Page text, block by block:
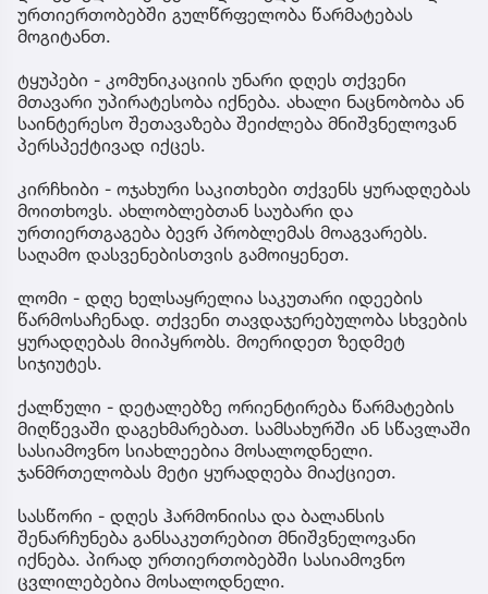
ურთიერთობებში გულწრფელობა წარმატებას
მოგიტანთ.
ტყუპები - კომუნიკაციის უნარი დღეს თქვენი
მთავარი უპირატესობა იქნება. ახალი ნაცნობობა ან
საინტერესო შეთავაზება შეიძლება მნიშვნელოვან
პერსპექტივად იქცეს.
კირჩხიბი - ოჯახური საკითხები თქვენს ყურადღებას
მოითხოვს. ახლობლებთან საუბარი და
ურთიერთგაგება ბევრ პრობლემას მოაგვარებს.
საღამო დასვენებისთვის გამოიყენეთ.
ლომი - დღე ხელსაყრელია საკუთარი იდეების
წარმოსაჩენად. თქვენი თავდაჯერებულობა სხვების
ყურადღებას მიიპყრობს. მოერიდეთ ზედმეტ
სიჯიუტეს.
ქალწული - დეტალებზე ორიენტირება წარმატების
მიღწევაში დაგეხმარებათ. სამსახურში ან სწავლაში
სასიამოვნო სიახლეებია მოსალოდნელი.
ჯანმრთელობას მეტი ყურადღება მიაქციეთ.
სასწორი - დღეს ჰარმონიისა და ბალანსის
შენარჩუნება განსაკუთრებით მნიშვნელოვანი
იქნება. პირად ურთიერთობებში სასიამოვნო
ცვლილებებია მოსალოდნელი.